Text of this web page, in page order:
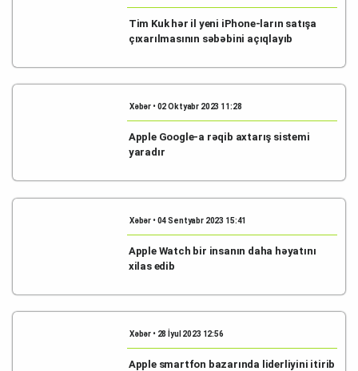
Tim Kuk hər il yeni iPhone-ların satışa
çıxarılmasının səbəbini açıqlayıb
Xəbər • 02 Oktyabr 2023 11:28
Apple Google-a rəqib axtarış sistemi
yaradır
Xəbər • 04 Sentyabr 2023 15:41
Apple Watch bir insanın daha həyatını
xilas edib
Xəbər • 28 İyul 2023 12:56
Apple smartfon bazarında liderliyini itirib